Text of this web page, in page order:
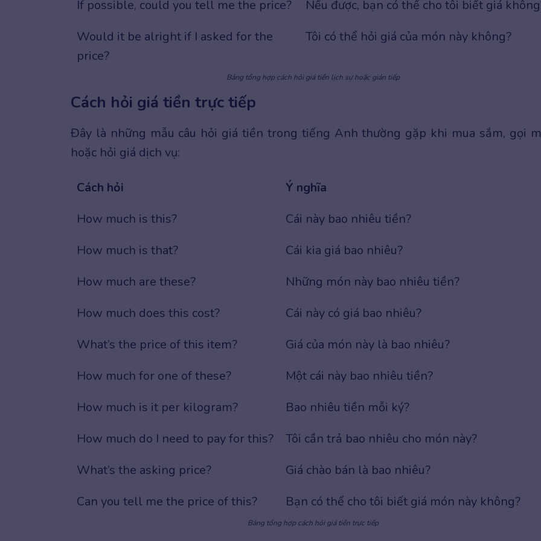
If possible, could you tell me the price?
Nếu được, bạn có thể cho tôi biết giá
Would it be alright if I asked for the
price?
Tôi có thể hỏi giá của món này không?
Bảng tổng hợp cách hỏi giá tiền lịch sự hoặc gián tiếp
Cách hỏi giá tiền trực tiếp
Đây là những mẫu câu hỏi giá tiền trong tiếng Anh thường gặp khi mua sắm, gọi
hoặc hỏi giá dịch vụ:
Cách hỏi
Ý nghĩa
How much is this?
Cái này bao nhiêu tiền?
How much is that?
Cái kia giá bao nhiêu?
How much are these?
Những món này bao nhiêu tiền?
How much does this cost?
Cái này có giá bao nhiêu?
What’s the price of this item?
Giá của món này là bao nhiêu?
How much for one of these?
Một cái này bao nhiêu tiền?
How much is it per kilogram?
Bao nhiêu tiền mỗi ký?
How much do I need to pay for this?
Tôi cần trả bao nhiêu cho món này?
What’s the asking price?
Giá chào bán là bao nhiêu?
Can you tell me the price of this?
Bạn có thể cho tôi biết giá món này không?
Bảng tổng hợp cách hỏi giá tiền trực tiếp